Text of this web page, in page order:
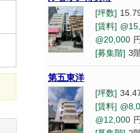
[坪数]
[賃料]
@20,000
[募集階] 3
第五東洋
[坪数]
[賃料]
@12,000